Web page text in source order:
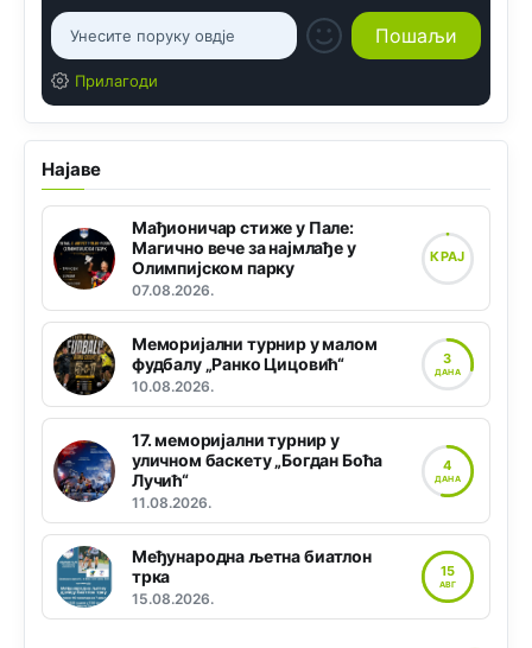
Прилагоди
Најаве
Мађионичар стиже у Пале:
Магично вече за најмлађе у
Олимпијском парку
07.08.2026.
КРАЈ
Меморијални турнир у малом
фудбалу „Ранко Цицовић“
10.08.2026.
3
ДАНА
17. меморијални турнир у
уличном баскету „Богдан Боћа
Лучић“
11.08.2026.
4
ДАНА
Међународна љетна биатлон
трка
15.08.2026.
15
АВГ